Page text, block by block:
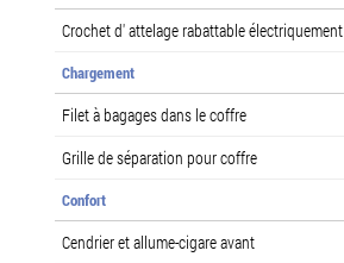
Crochet d' attelage rabattable électriquement
Chargement
Filet à bagages dans le coffre
Grille de séparation pour coffre
Confort
Cendrier et allume-cigare avant